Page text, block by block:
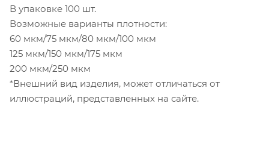
В упаковке 100 шт.
Возможные варианты плотности:
60 мкм/75 мкм/80 мкм/100 мкм
125 мкм/150 мкм/175 мкм
200 мкм/250 мкм
*Внешний вид изделия, может отличаться от
иллюстраций, представленных на сайте.